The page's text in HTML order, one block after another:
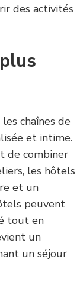
des activités
chaînes de
et intime.
de combiner
les hôtels
et un
peuvent
tout en
un
un séjour